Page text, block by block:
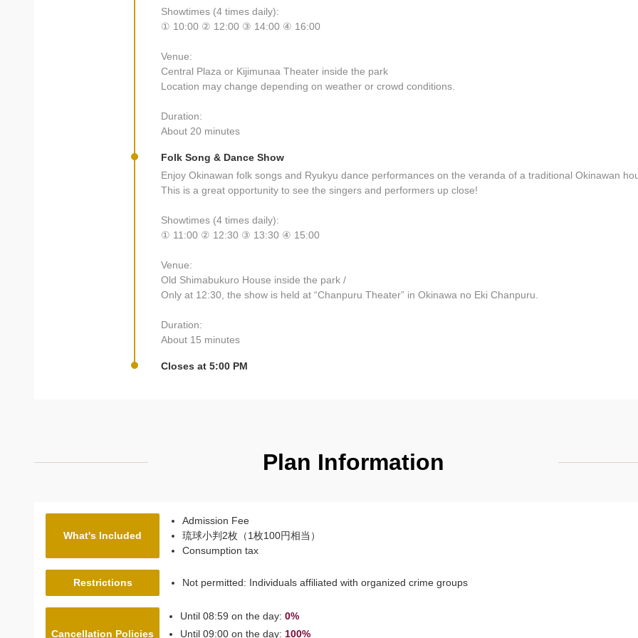
Showtimes (4 times daily):
① 10:00 ② 12:00 ③ 14:00 ④ 16:00
Venue:
Central Plaza or Kijimunaa Theater inside the park
Location may change depending on weather or crowd conditions.
Duration:
About 20 minutes
Folk Song & Dance Show
Enjoy Okinawan folk songs and Ryukyu dance performances on the veranda of a traditional Okinawan
This is a great opportunity to see the singers and performers up close!
Showtimes (4 times daily):
① 11:00 ② 12:30 ③ 13:30 ④ 15:00
Venue:
Old Shimabukuro House inside the park /
Only at 12:30, the show is held at “Chanpuru Theater” in Okinawa no Eki Chanpuru.
Duration:
About 15 minutes
Closes at 5:00 PM
Plan Information
What's Included
Admission Fee
琉球小判2枚（1枚100円相当）
Consumption tax
Restrictions Not permitted: Individuals affiliated with organized crime groups
Cancellation Policies
Until 08:59 on the day: 0%
Until 09:00 on the day: 100%